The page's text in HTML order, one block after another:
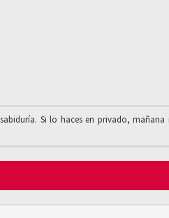
Si lo haces en privado,